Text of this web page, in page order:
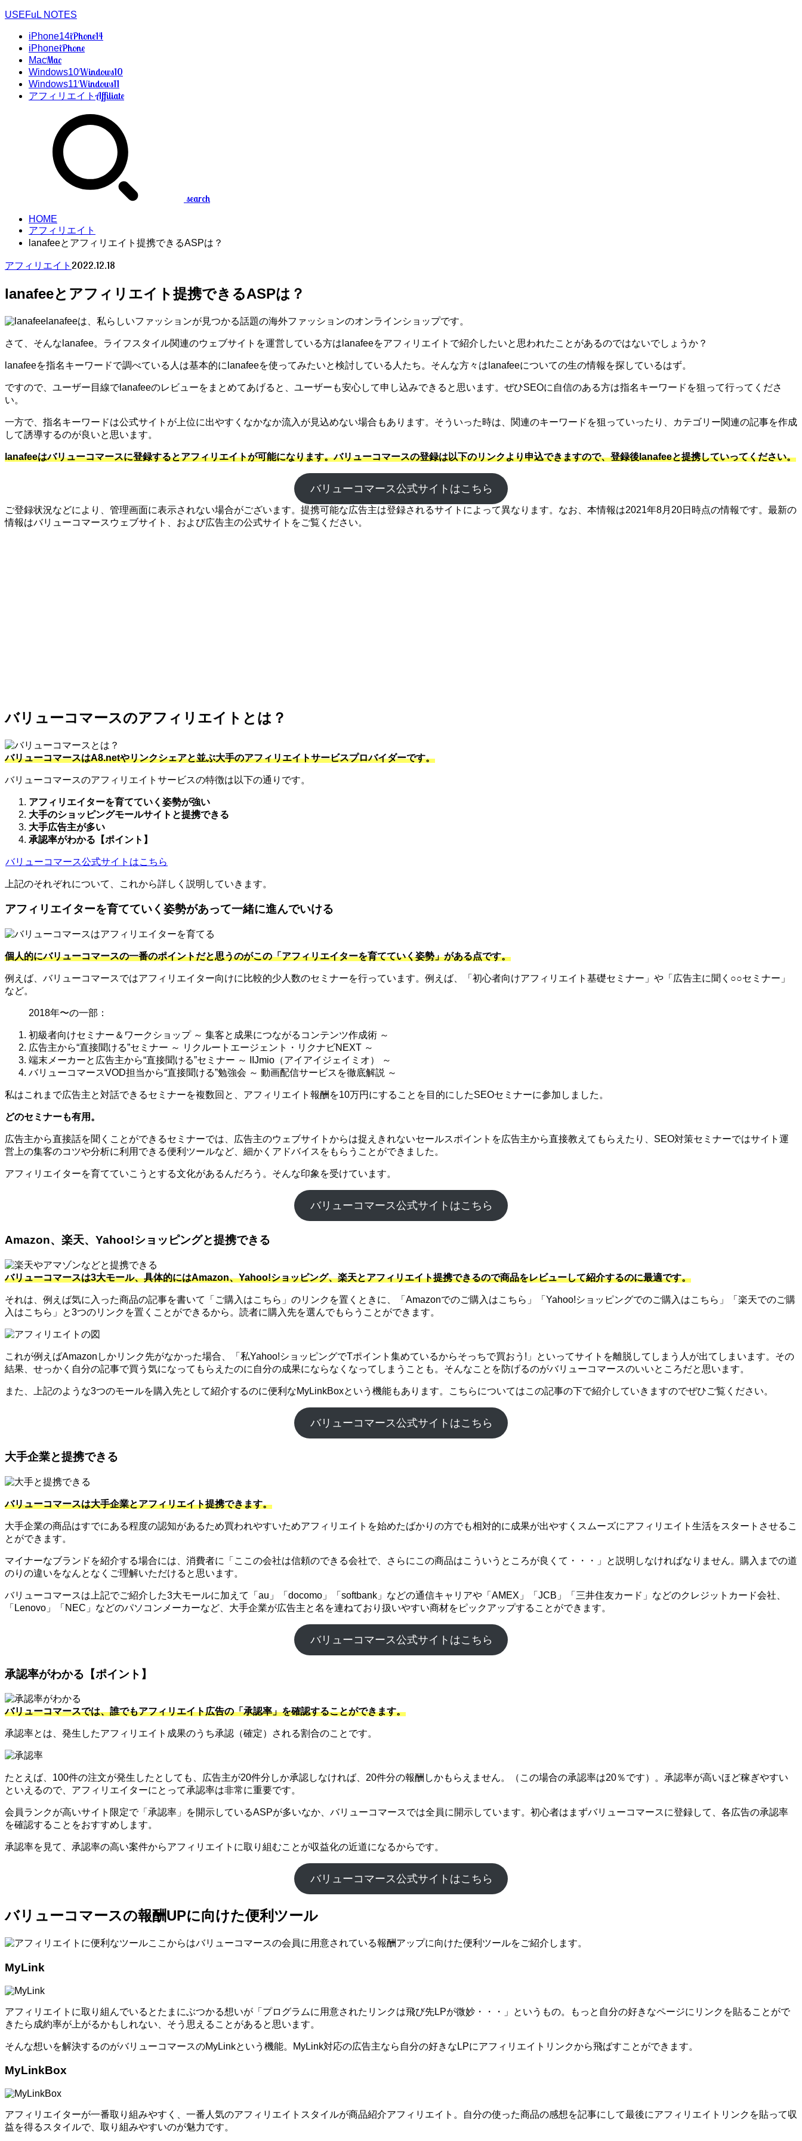
USEFuL NOTES
iPhone14iPhone14
iPhoneiPhone
MacMac
Windows10Windows10
Windows11Windows11
アフィリエイトAffiliate
search
HOME
アフィリエイト
lanafeeとアフィリエイト提携できるASPは？
アフィリエイト 2022.12.18
lanafeeとアフィリエイト提携できるASPは？
lanafeeは、私らしいファッションが見つかる話題の海外ファッションのオンラインショップです。
さて、そんなlanafee。ライフスタイル関連のウェブサイトを運営している方はlanafeeをアフィリエイトで紹介したいと思われたことがあるのではないでしょうか？
lanafeeを指名キーワードで調べている人は基本的にlanafeeを使ってみたいと検討している人たち。そんな方々はlanafeeについての生の情報を探しているはず。
ですので、ユーザー目線でlanafeeのレビューをまとめてあげると、ユーザーも安心して申し込みできると思います。ぜひSEOに自信のある方は指名キーワードを狙って行ってくださ
い。
一方で、指名キーワードは公式サイトが上位に出やすくなかなか流入が見込めない場合もあります。そういった時は、関連のキーワードを狙っていったり、カテゴリー関連の記事を作成
して誘導するのが良いと思います。
lanafeeはバリューコマースに登録するとアフィリエイトが可能になります。バリューコマースの登録は以下のリンクより申込できますので、登録後lanafeeと提携していってください。
バリューコマース公式サイトはこちら
ご登録状況などにより、管理画面に表示されない場合がございます。提携可能な広告主は登録されるサイトによって異なります。なお、本情報は2021年8月20日時点の情報です。最新の
情報はバリューコマースウェブサイト、および広告主の公式サイトをご覧ください。
バリューコマースのアフィリエイトとは？
バリューコマースはA8.netやリンクシェアと並ぶ大手のアフィリエイトサービスプロバイダーです。
バリューコマースのアフィリエイトサービスの特徴は以下の通りです。
アフィリエイターを育てていく姿勢が強い
大手のショッピングモールサイトと提携できる
大手広告主が多い
承認率がわかる【ポイント】
バリューコマース公式サイトはこちら
上記のそれぞれについて、これから詳しく説明していきます。
アフィリエイターを育てていく姿勢があって一緒に進んでいける
個人的にバリューコマースの一番のポイントだと思うのがこの「アフィリエイターを育てていく姿勢」がある点です。
例えば、バリューコマースではアフィリエイター向けに比較的少人数のセミナーを行っています。例えば、「初心者向けアフィリエイト基礎セミナー」や「広告主に聞く○○セミナー」
など。
2018年〜の一部：
初級者向けセミナー＆ワークショップ ～ 集客と成果につながるコンテンツ作成術 ～
広告主から“直接聞ける”セミナー ～ リクルートエージェント・リクナビNEXT ～
端末メーカーと広告主から“直接聞ける”セミナー ～ IIJmio（アイアイジェイミオ） ～
バリューコマースVOD担当から“直接聞ける”勉強会 ～ 動画配信サービスを徹底解説 ～
私はこれまで広告主と対話できるセミナーを複数回と、アフィリエイト報酬を10万円にすることを目的にしたSEOセミナーに参加しました。
どのセミナーも有用。
広告主から直接話を聞くことができるセミナーでは、広告主のウェブサイトからは捉えきれないセールスポイントを広告主から直接教えてもらえたり、SEO対策セミナーではサイト運
営上の集客のコツや分析に利用できる便利ツールなど、細かくアドバイスをもらうことができました。
アフィリエイターを育てていこうとする文化があるんだろう。そんな印象を受けています。
バリューコマース公式サイトはこちら
Amazon、楽天、Yahoo!ショッピングと提携できる
バリューコマースは3大モール、具体的にはAmazon、Yahoo!ショッピング、楽天とアフィリエイト提携できるので商品をレビューして紹介するのに最適です。
それは、例えば気に入った商品の記事を書いて「ご購入はこちら」のリンクを置くときに、「Amazonでのご購入はこちら」「Yahoo!ショッピングでのご購入はこちら」「楽天でのご購
入はこちら」と3つのリンクを置くことができるから。読者に購入先を選んでもらうことができます。
これが例えばAmazonしかリンク先がなかった場合、「私Yahoo!ショッピングでTポイント集めているからそっちで買おう!」といってサイトを離脱してしまう人が出てしまいます。その
結果、せっかく自分の記事で買う気になってもらえたのに自分の成果にならなくなってしまうことも。そんなことを防げるのがバリューコマースのいいところだと思います。
また、上記のような3つのモールを購入先として紹介するのに便利なMyLinkBoxという機能もあります。こちらについてはこの記事の下で紹介していきますのでぜひご覧ください。
バリューコマース公式サイトはこちら
大手企業と提携できる
バリューコマースは大手企業とアフィリエイト提携できます。
大手企業の商品はすでにある程度の認知があるため買われやすいためアフィリエイトを始めたばかりの方でも相対的に成果が出やすくスムーズにアフィリエイト生活をスタートさせるこ
とができます。
マイナーなブランドを紹介する場合には、消費者に「ここの会社は信頼のできる会社で、さらにこの商品はこういうところが良くて・・・」と説明しなければなりません。購入までの道
のりの違いをなんとなくご理解いただけると思います。
バリューコマースは上記でご紹介した3大モールに加えて「au」「docomo」「softbank」などの通信キャリアや「AMEX」「JCB」「三井住友カード」などのクレジットカード会社、
「Lenovo」「NEC」などのパソコンメーカーなど、大手企業が広告主と名を連ねており扱いやすい商材をピックアップすることができます。
バリューコマース公式サイトはこちら
承認率がわかる【ポイント】
バリューコマースでは、誰でもアフィリエイト広告の「承認率」を確認することができます。
承認率とは、発生したアフィリエイト成果のうち承認（確定）される割合のことです。
たとえば、100件の注文が発生したとしても、広告主が20件分しか承認しなければ、20件分の報酬しかもらえません。（この場合の承認率は20％です）。承認率が高いほど稼ぎやすい
といえるので、アフィリエイターにとって承認率は非常に重要です。
会員ランクが高いサイト限定で「承認率」を開示しているASPが多いなか、バリューコマースでは全員に開示しています。初心者はまずバリューコマースに登録して、各広告の承認率
を確認することをおすすめします。
承認率を見て、承認率の高い案件からアフィリエイトに取り組むことが収益化の近道になるからです。
バリューコマース公式サイトはこちら
バリューコマースの報酬UPに向けた便利ツール
ここからはバリューコマースの会員に用意されている報酬アップに向けた便利ツールをご紹介します。
MyLink
アフィリエイトに取り組んでいるとたまにぶつかる想いが「プログラムに用意されたリンクは飛び先LPが微妙・・・」というもの。もっと自分の好きなページにリンクを貼ることがで
きたら成約率が上がるかもしれない、そう思えることがあると思います。
そんな想いを解決するのがバリューコマースのMyLinkという機能。MyLink対応の広告主なら自分の好きなLPにアフィリエイトリンクから飛ばすことができます。
MyLinkBox
アフィリエイターが一番取り組みやすく、一番人気のアフィリエイトスタイルが商品紹介アフィリエイト。自分の使った商品の感想を記事にして最後にアフィリエイトリンクを貼って収
益を得るスタイルで、取り組みやすいのが魅力です。